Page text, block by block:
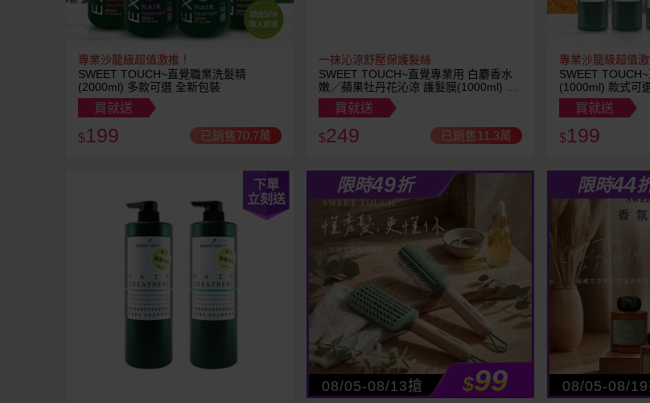
專業沙龍級超值激推！
SWEET TOUCH~直覺職業洗髮精
(2000ml) 多款可選 全新包裝
買就送
$199 已銷售70.7萬
一抹沁涼舒壓保護髮絲
SWEET TOUCH~直覺專業用 白麝香水
嫩／蘋果牡丹花沁涼 護髮膜(1000ml) 款
式可選 全新包裝
買就送
$249 已銷售11.3萬
專業沙龍級超值激
SWEET
(1000ml) 款式可
買就送
$199
下單
立刻送
限時49折
08/05-08/13搶 $99
限時44
08/05-08/19